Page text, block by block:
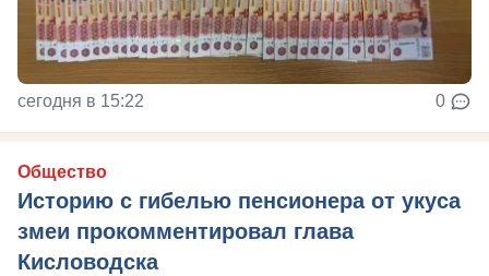
сегодня в 15:22 0
Общество
Историю с гибелью пенсионера от укуса
змеи прокомментировал глава
Кисловодска